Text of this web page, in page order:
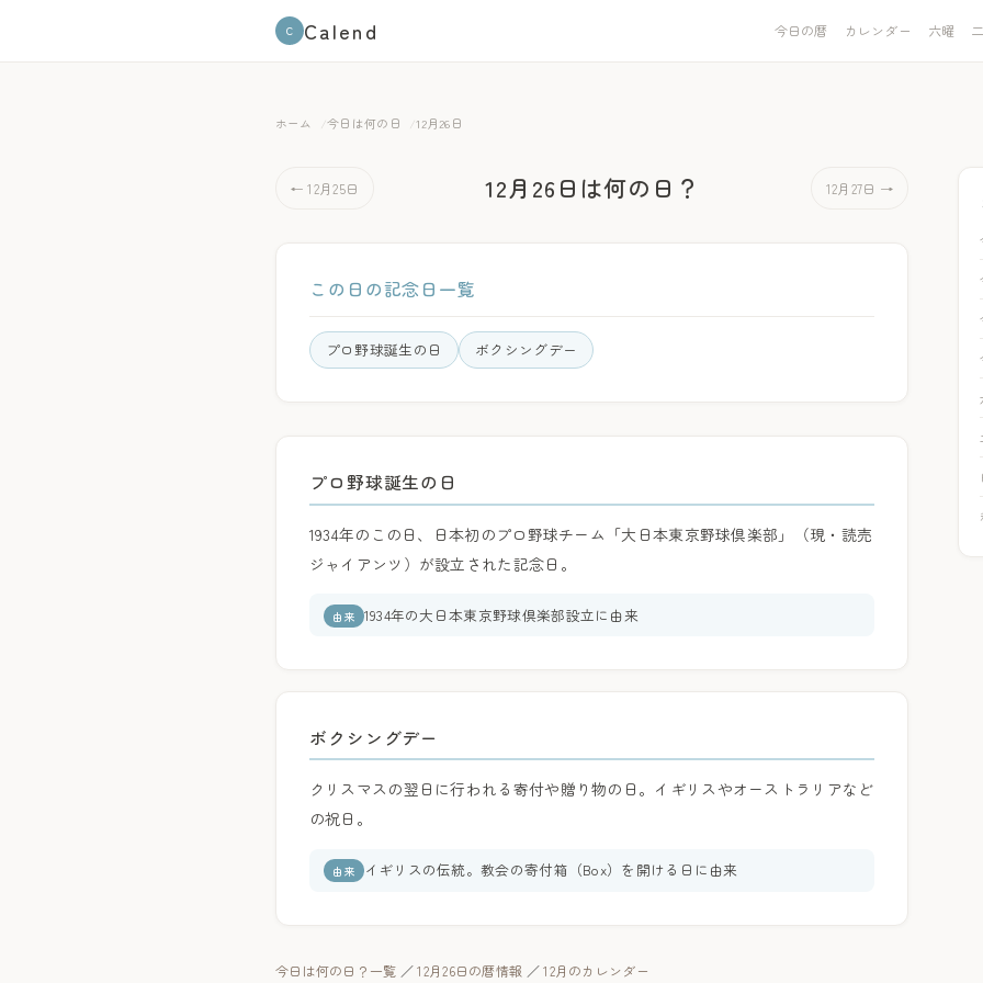
C Calend 今日の暦 カレンダー 六曜
ホーム 今日は何の日 12月26日
← 12月25日 12月26日は何の日？ 12月27日 →
この日の記念日一覧
プロ野球誕生の日 ボクシングデー
プロ野球誕生の日
1934年のこの日、日本初のプロ野球チーム「大日本東京野球倶楽部」（現・読売
ジャイアンツ）が設立された記念日。
由来 1934年の大日本東京野球倶楽部設立に由来
ボクシングデー
クリスマスの翌日に行われる寄付や贈り物の日。イギリスやオーストラリアなど
の祝日。
由来 イギリスの伝統。教会の寄付箱（Box）を開ける日に由来
今日は何の日？一覧 ／12月26日の暦情報 ／12月のカレンダー